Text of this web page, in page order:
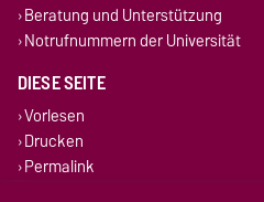
Beratung und Unterstützung
Notrufnummern der Universität
DIESE SEITE
Vorlesen
Drucken
Permalink